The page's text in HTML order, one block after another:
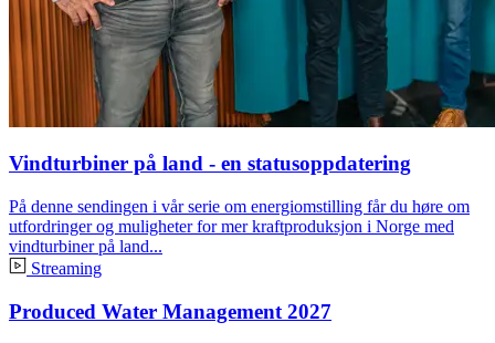
Vindturbiner på land - en statusoppdatering
På denne sendingen i vår serie om energiomstilling får du høre om
utfordringer og muligheter for mer kraftproduksjon i Norge med
vindturbiner på land...
Streaming
Produced Water Management 2027